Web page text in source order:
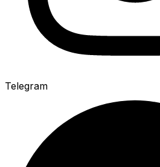
Telegram